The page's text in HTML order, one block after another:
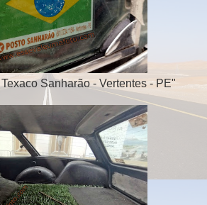
Sanharão - Vertentes - PE"